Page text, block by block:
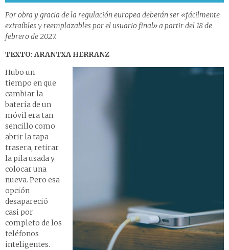
Por obra y gracia de la regulación europea deberán ser «fácilmente
extraíbles y reemplazables por el usuario final» a partir del 18 de
febrero de 2027.
TEXTO: ARANTXA HERRANZ
Hubo un
tiempo en que
cambiar la
batería de un
móvil era tan
sencillo como
abrir la tapa
trasera, retirar
la pila usada y
colocar una
nueva. Pero esa
opción
desapareció
casi por
completo de los
teléfonos
inteligentes.